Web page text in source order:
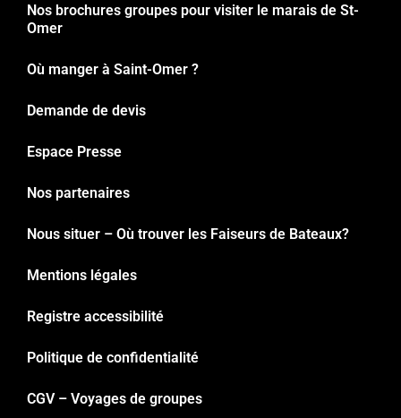
Nos brochures groupes pour visiter le marais de St-
Omer
Où manger à Saint-Omer ?
Demande de devis
Espace Presse
Nos partenaires
Nous situer – Où trouver les Faiseurs de Bateaux?
Mentions légales
Registre accessibilité
Politique de confidentialité
CGV – Voyages de groupes